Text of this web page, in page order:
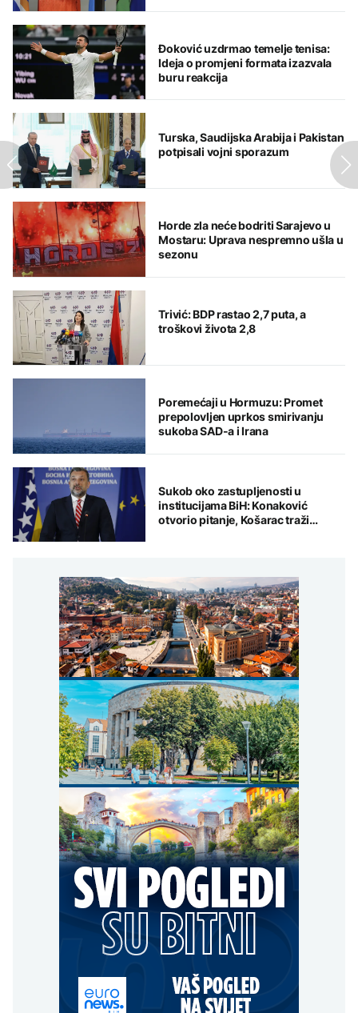
Đoković uzdrmao temelje tenisa:
Ideja o promjeni formata izazvala
buru reakcija
Turska, Saudijska Arabija i Pakistan
potpisali vojni sporazum
Horde zla neće bodriti Sarajevo u
Mostaru: Uprava nespremno ušla u
sezonu
Trivić: BDP rastao 2,7 puta, a
troškovi života 2,8
Poremećaji u Hormuzu: Promet
prepolovljen uprkos smirivanju
sukoba SAD-a i Irana
Sukob oko zastupljenosti u
institucijama BiH: Konaković
otvorio pitanje, Košarac traži